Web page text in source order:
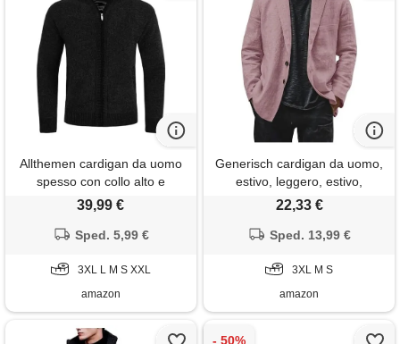
Allthemen cardigan da uomo
spesso con collo alto e
cerniera lavorato a maglia
in lana e cotone nero 3xl
39,99 €
Sped. 5,99 €
3XL L M S XXL
amazon
Generisch cardigan da uomo,
estivo, leggero, estivo,
leggero, elegante, traspirante,
libero, per il tempo libero, per
colore: rosa. , s
22,33 €
Sped. 13,99 €
3XL M S
amazon